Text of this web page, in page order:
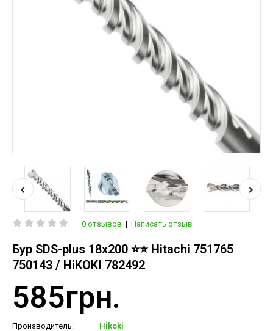
0 отзывов | Написать отзыв
Бур SDS-plus 18х200 ⭐️⭐️ Hitachi 751765
750143 / HiKOKI 782492
585грн.
Производитель:
Hikoki